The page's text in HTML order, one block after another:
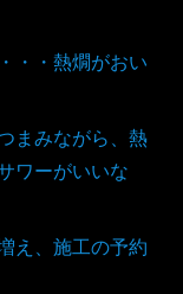
・・熱燗がおい
まみながら、熱
ワーがいいな
え、施工の予約